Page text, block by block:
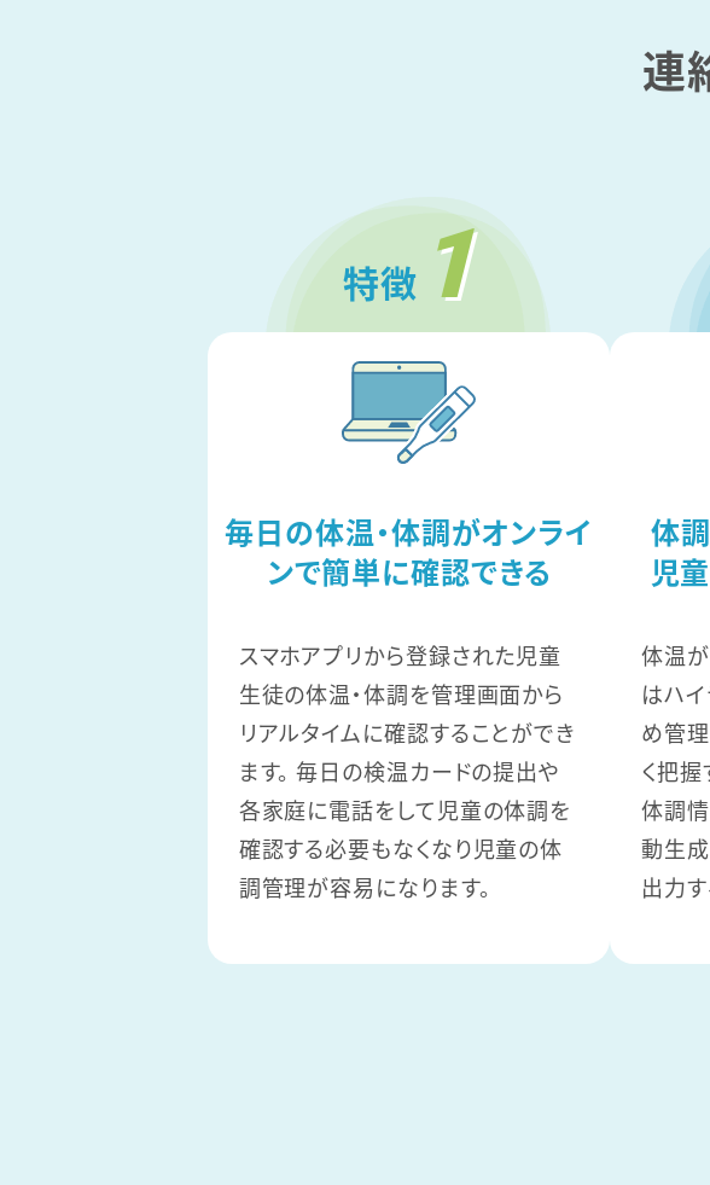
連
特徴 1
毎日の体温・体調がオンライ
ンで簡単に確認できる
スマホアプリから登録された児童
生徒の体温・体調を管理画面から
リアルタイムに確認することができ
ます。 毎日の検温カードの提出や
各家庭に電話をして児童の体調を
確認する必要もなくなり児童の体
調管理が容易になります。
体
児
体温
はハ
め管
く把握
体調
動生成
出力す